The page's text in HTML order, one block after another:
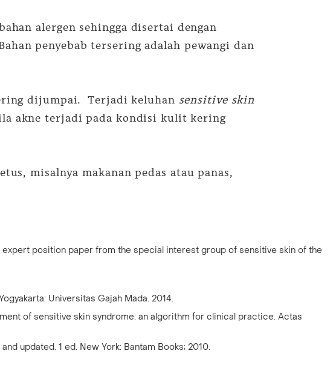
alergen sehingga disertai dengan
penyebab tersering adalah pewangi dan
dijumpai. Terjadi keluhan sensitive skin
akne terjadi pada kondisi kulit kering
misalnya makanan pedas atau panas,
expert position paper from the special interest group of sensitive skin of the
Universitas Gajah Mada. 2014.
of sensitive skin syndrome: an algorithm for clinical practice. Actas
updated. 1 ed. New York: Bantam Books; 2010.